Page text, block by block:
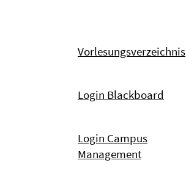
Vorlesungsverzeichnis
Login Blackboard
Login Campus
Management